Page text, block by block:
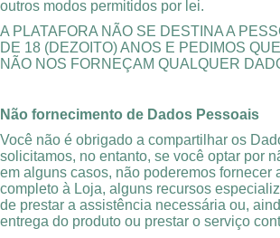
outros modos permitidos por lei.
A PLATAFORA NÃO SE DESTINA A
DE 18 (DEZOITO) ANOS E PEDIMOS
NÃO NOS FORNEÇAM QUALQUER
Não fornecimento de Dados Pessoais
Você não é obrigado a compartilhar os
solicitamos, no entanto, se você optar por
em alguns casos, não poderemos fornecer
completo à Loja, alguns recursos
de prestar a assistência necessária ou,
entrega do produto ou prestar o serviço